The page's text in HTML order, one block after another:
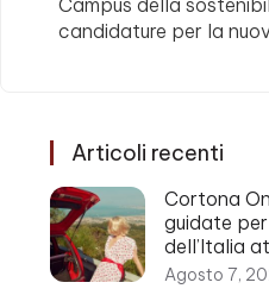
candidature per la
Articoli recenti
Cortona
guidate
dell’Italia
Agosto 7,